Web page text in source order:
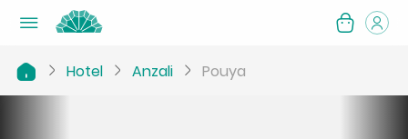
Hotel Anzali Pouya